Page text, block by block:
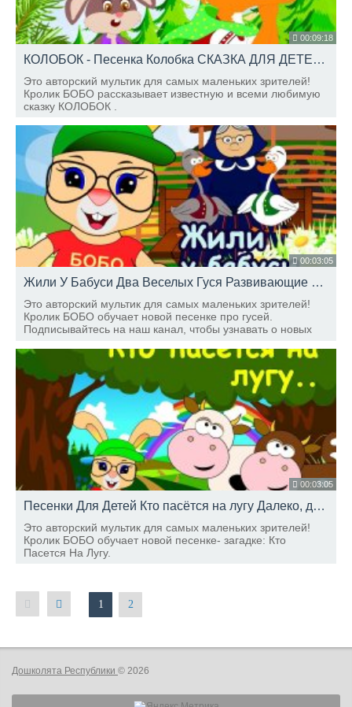
00:09:18
КОЛОБОК - Песенка Колобка СКАЗКА ДЛЯ ДЕТЕЙ Школа Кролика БоБо
Это авторский мультик для самых маленьких зрителей!
Кролик БОБО рассказывает известную и всеми любимую
сказку КОЛОБОК .
00:03:05
Жили У Бабуси Два Веселых Гуся Развивающие мультики ШКОЛА КРОЛИКА БОБО
Это авторский мультик для самых маленьких зрителей!
Кролик БОБО обучает новой песенке про гусей.
Подписывайтесь на наш канал, чтобы узнавать о новых
00:03:05
Песенки Для Детей Кто пасётся на лугу Далеко, далеко, на лугу пасутся КО.. ШКОЛА КРОЛИКА БОБО
Это авторский мультик для самых маленьких зрителей!
Кролик БОБО обучает новой песенке- загадке: Кто
Пасется На Лугу.
1 2
Дошколята Республики © 2026